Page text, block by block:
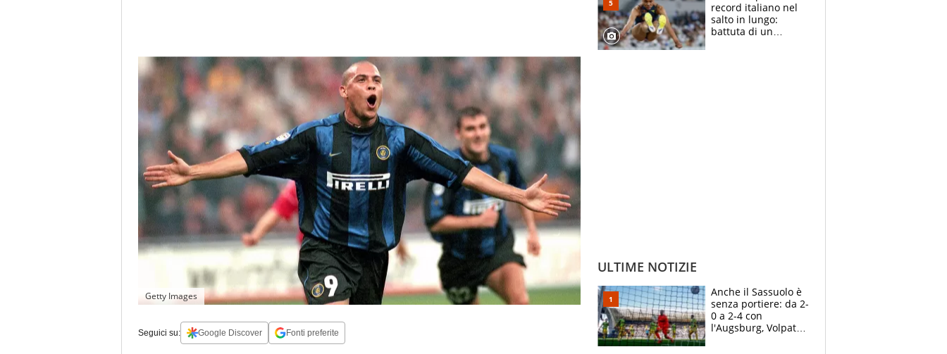
Getty Images
Seguici su: Google Discover Fonti preferite
record italiano nel
salto in lungo:
battuta di un
ULTIME NOTIZIE
Anche il Sassuolo è
senza portiere: da 2-
0 a 2-4 con
l'Augsburg, Volpato